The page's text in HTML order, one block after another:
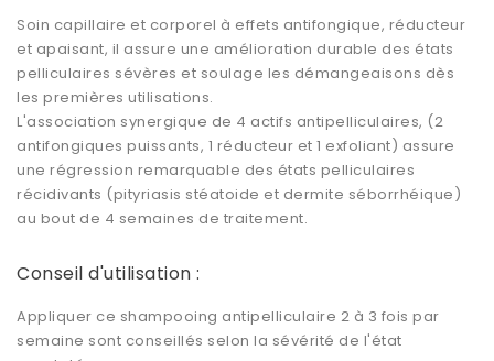
Soin capillaire et corporel à effets antifongique, réducteur
et apaisant, il assure une amélioration durable des états
pelliculaires sévères et soulage les démangeaisons dès
les premières utilisations.
L'association synergique de 4 actifs antipelliculaires, (2
antifongiques puissants, 1 réducteur et 1 exfoliant) assure
une régression remarquable des états pelliculaires
récidivants (pityriasis stéatoide et dermite séborrhéique)
au bout de 4 semaines de traitement.
Conseil d'utilisation :
Appliquer ce shampooing antipelliculaire 2 à 3 fois par
semaine sont conseillés selon la sévérité de l'état